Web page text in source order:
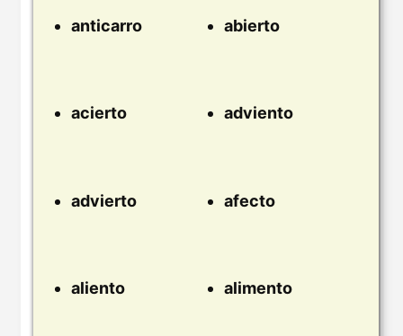
anticarro abierto
acierto adviento
advierto afecto
aliento alimento